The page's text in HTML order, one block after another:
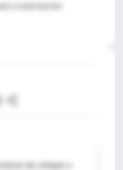
y mala función
de colegas o